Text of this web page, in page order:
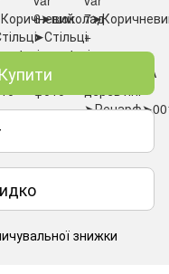
Купити
знижки